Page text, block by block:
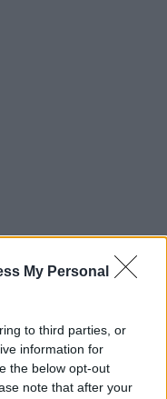
My Personal
to third parties, or
information for
the below opt-out
note that after your